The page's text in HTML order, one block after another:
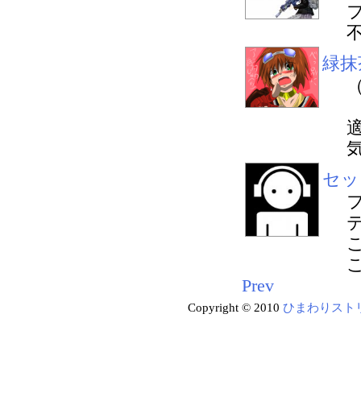
緑
セ
Prev
Copyright © 2010 ひまわりスト